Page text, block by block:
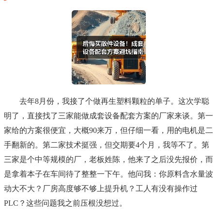
去年8月份，我接了个做再生塑料颗粒的单子。这次学聪
明了，直接找了三家能做成套设备配套方案的厂家来谈。第一
家给的方案很便宜，大概90来万，但仔细一看，用的电机是二
手翻新的。第二家技术挺强，但交期要4个月，我等不了。第
三家是个中等规模的厂，老板姓陈，他来了之后没先报价，而
是拿着本子在车间待了整整一下午。他问我：你原料含水量波
动大不大？厂房高度够不够上提升机？工人有没有操作过
PLC？这些问题我之前压根没想过。